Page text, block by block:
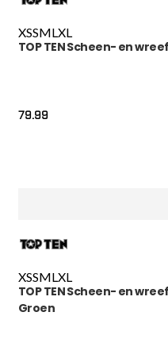
XSSML XL
TOP TEN Scheen- en
79.99
XSSMLXL
TOP TEN Scheen- en
Groen